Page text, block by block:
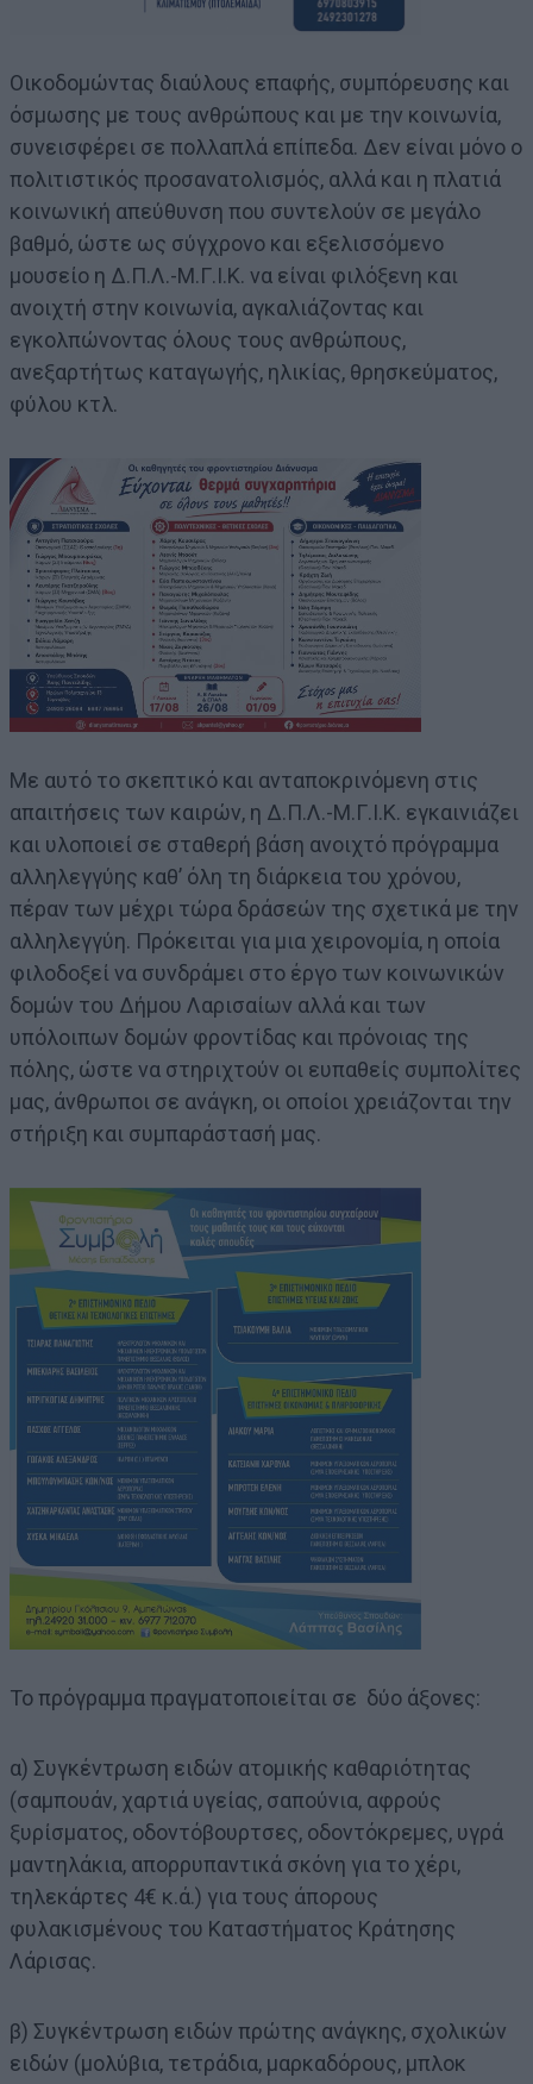
Οικοδομώντας διαύλους επαφής, συμπόρευσης και
όσμωσης με τους ανθρώπους και με την κοινωνία,
συνεισφέρει σε πολλαπλά επίπεδα. Δεν είναι μόνο ο
πολιτιστικός προσανατολισμός, αλλά και η πλατιά
κοινωνική απεύθυνση που συντελούν σε μεγάλο
βαθμό, ώστε ως σύγχρονο και εξελισσόμενο
μουσείο η Δ.Π.Λ.-Μ.Γ.Ι.Κ. να είναι φιλόξενη και
ανοιχτή στην κοινωνία, αγκαλιάζοντας και
εγκολπώνοντας όλους τους ανθρώπους,
ανεξαρτήτως καταγωγής, ηλικίας, θρησκεύματος,
φύλου κτλ.
Με αυτό το σκεπτικό και ανταποκρινόμενη στις
απαιτήσεις των καιρών, η Δ.Π.Λ.-Μ.Γ.Ι.Κ. εγκαινιάζει
και υλοποιεί σε σταθερή βάση ανοιχτό πρόγραμμα
αλληλεγγύης καθ’ όλη τη διάρκεια του χρόνου,
πέραν των μέχρι τώρα δράσεών της σχετικά με την
αλληλεγγύη. Πρόκειται για μια χειρονομία, η οποία
φιλοδοξεί να συνδράμει στο έργο των κοινωνικών
δομών του Δήμου Λαρισαίων αλλά και των
υπόλοιπων δομών φροντίδας και πρόνοιας της
πόλης, ώστε να στηριχτούν οι ευπαθείς συμπολίτες
μας, άνθρωποι σε ανάγκη, οι οποίοι χρειάζονται την
στήριξη και συμπαράστασή μας.
Το πρόγραμμα πραγματοποιείται σε δύο άξονες:
α) Συγκέντρωση ειδών ατομικής καθαριότητας
(σαμπουάν, χαρτιά υγείας, σαπούνια, αφρούς
ξυρίσματος, οδοντόβουρτσες, οδοντόκρεμες, υγρά
μαντηλάκια, απορρυπαντικά σκόνη για το χέρι,
τηλεκάρτες 4€ κ.ά.) για τους άπορους
φυλακισμένους του Καταστήματος Κράτησης
Λάρισας.
β) Συγκέντρωση ειδών πρώτης ανάγκης, σχολικών
ειδών (μολύβια, τετράδια, μαρκαδόρους, μπλοκ